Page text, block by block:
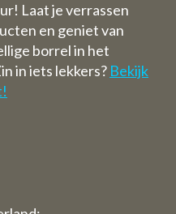
Laat je verrassen
en geniet van
borrel in het
in iets lekkers? Bekijk